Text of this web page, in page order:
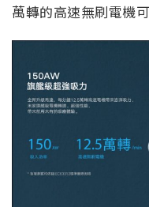
萬轉的高速無刷電機